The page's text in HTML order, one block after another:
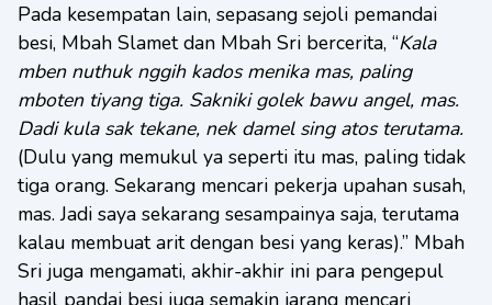
Pada kesempatan lain, sepasang sejoli pemandai
besi, Mbah Slamet dan Mbah Sri bercerita, “Kala
mben nuthuk nggih kados menika mas, paling
mboten tiyang tiga. Sakniki golek bawu angel, mas.
Dadi kula sak tekane, nek damel sing atos terutama.
(Dulu yang memukul ya seperti itu mas, paling tidak
tiga orang. Sekarang mencari pekerja upahan susah,
mas. Jadi saya sekarang sesampainya saja, terutama
kalau membuat arit dengan besi yang keras).” Mbah
Sri juga mengamati, akhir-akhir ini para pengepul